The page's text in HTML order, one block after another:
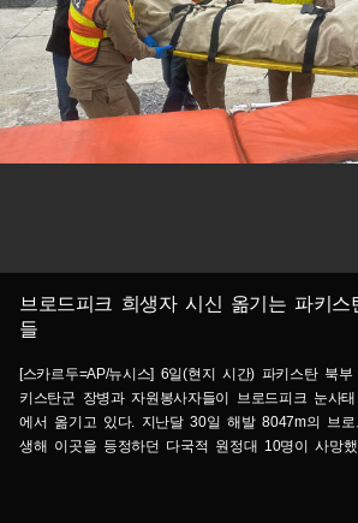
브로드피크 희생자 시신 옮기는 파키스
들
[스카르두=AP/뉴시스] 6일(현지 시간) 파키스탄 북
키스탄군 장병과 자원봉사자들이 브로드피크 눈사
에서 옮기고 있다. 지난달 30일 해발 8047m의 브
생해 이곳을 등정하던 다국적 원정대 10명이 사망